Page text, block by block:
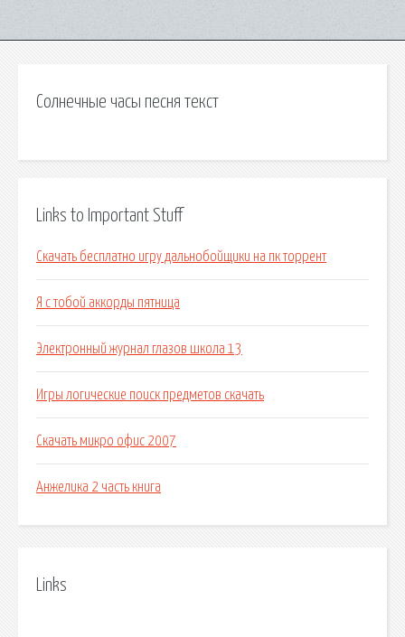
Солнечные часы песня текст
Links to Important Stuff
Скачать бесплатно игру дальнобойщики на пк торрент
Я с тобой аккорды пятница
Электронный журнал глазов школа 13
Игры логические поиск предметов скачать
Скачать микро офис 2007
Анжелика 2 часть книга
Links